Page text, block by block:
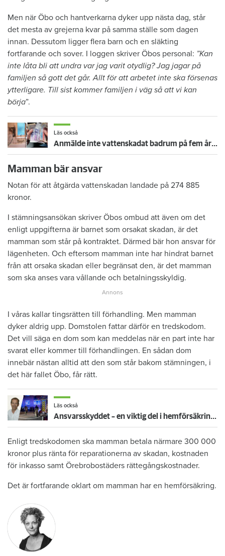
Men när Öbo och hantverkarna dyker upp nästa dag, står
det mesta av grejerna kvar på samma ställe som dagen
innan. Dessutom ligger flera barn och en släkting
fortfarande och sover. I loggen skriver Öbos personal: ”Kan
inte låta bli att undra var jag varit otydlig? Jag jagar på
familjen så gott det går. Allt för att arbetet inte ska försenas
ytterligare. Till sist kommer familjen i väg så att vi kan
börja”.
Läs också
Anmälde inte vattenskadat badrum på fem år – krävs på 125 000 kronor
Mamman bär ansvar
Notan för att åtgärda vattenskadan landade på 274 885
kronor.
I stämningsansökan skriver Öbos ombud att även om det
enligt uppgifterna är barnet som orsakat skadan, är det
mamman som står på kontraktet. Därmed bär hon ansvar för
lägenheten. Och eftersom mamman inte har hindrat barnet
från att orsaka skadan eller begränsat den, är det mamman
som ska anses vara vållande och betalningsskyldig.
I våras kallar tingsrätten till förhandling. Men mamman
dyker aldrig upp. Domstolen fattar därför en tredskodom.
Det vill säga en dom som kan meddelas när en part inte har
svarat eller kommer till förhandlingen. En sådan dom
innebär nästan alltid att den som står bakom stämningen, i
det här fallet Öbo, får rätt.
Läs också
Ansvarsskyddet – en viktig del i hemförsäkringen
Enligt tredskodomen ska mamman betala närmare 300 000
kronor plus ränta för reparationerna av skadan, kostnaden
för inkasso samt Örebrobostäders rättegångskostnader.
Det är fortfarande oklart om mamman har en hemförsäkring.